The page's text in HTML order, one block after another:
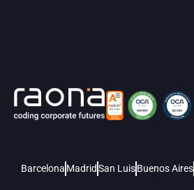
Barcelona MadridSan LuisBuenos Aires